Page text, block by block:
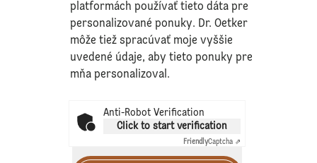
platformách používať tieto dáta pre
personalizované ponuky. Dr. Oetker
môže tiež spracúvať moje vyššie
uvedené údaje, aby tieto ponuky pre
mňa personalizoval.
Anti-Robot Verification
Click to start verification
FriendlyCaptcha ⇗